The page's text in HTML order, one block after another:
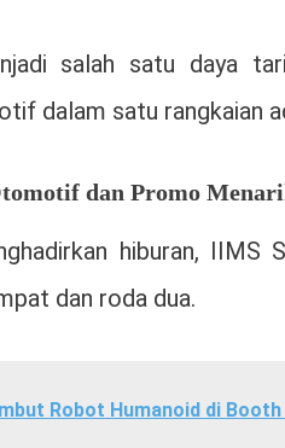
salah satu daya
dalam satu rangkaian
dan Promo
hiburan, IIMS
dan roda dua.
Robot Humanoid di